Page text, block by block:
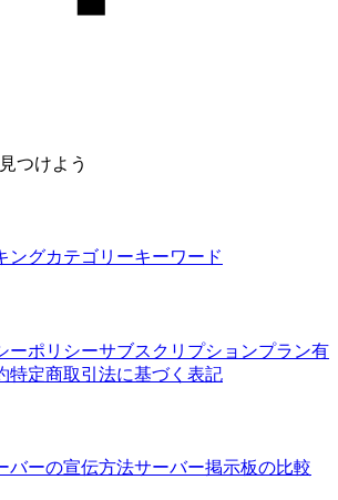
つけよう
ングカテゴリーキーワード
ーポリシーサブスクリプションプラン有
特定商取引法に基づく表記
バーの宣伝方法サーバー掲示板の比較